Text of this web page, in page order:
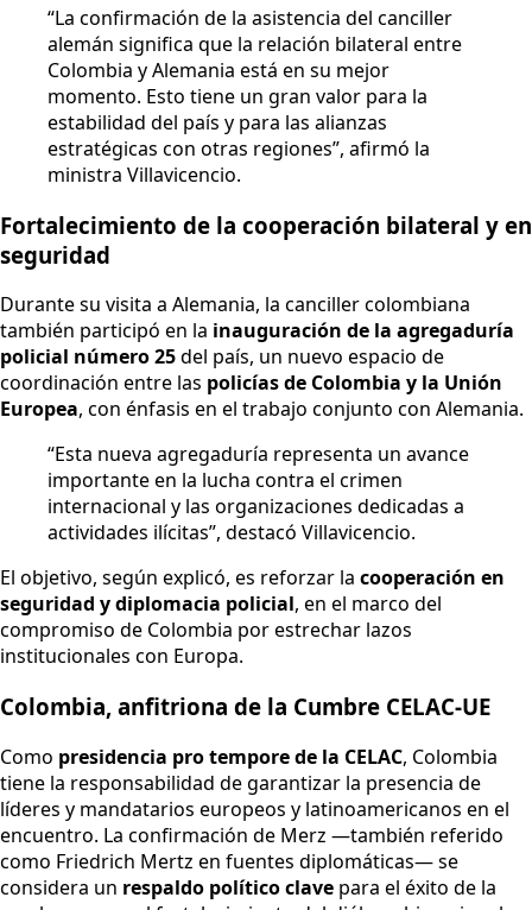
“La confirmación de la asistencia del canciller
alemán significa que la relación bilateral entre
Colombia y Alemania está en su mejor
momento. Esto tiene un gran valor para la
estabilidad del país y para las alianzas
estratégicas con otras regiones”, afirmó la
ministra Villavicencio.
Fortalecimiento de la cooperación bilateral y en
seguridad
Durante su visita a Alemania, la canciller colombiana
también participó en la inauguración de la agregaduría
policial número 25del país, un nuevo espacio de
coordinación entre las policías de Colombia y la Unión
Europea, con énfasis en el trabajo conjunto con Alemania.
“Esta nueva agregaduría representa un avance
importante en la lucha contra el crimen
internacional y las organizaciones dedicadas a
actividades ilícitas”, destacó Villavicencio.
El objetivo, según explicó, es reforzar la cooperación en
seguridad y diplomacia policial, en el marco del
compromiso de Colombia por estrechar lazos
institucionales con Europa.
Colombia, anfitriona de la Cumbre CELAC-UE
Como presidencia pro tempore de la CELAC, Colombia
tiene la responsabilidad de garantizar la presencia de
líderes y mandatarios europeos y latinoamericanos en el
encuentro. La confirmación de Merz —también referido
como Friedrich Mertz en fuentes diplomáticas— se
considera un respaldo político clave para el éxito de la